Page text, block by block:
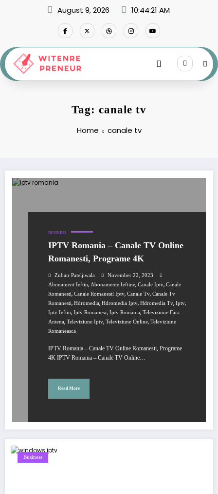
August 9, 2026 10:44:21 AM
Tag: canale tv
Home canale tv
BUSINESS
IPTV Romania – Canale TV Online
Romanesti, Programe 4K
Zubair Pateljiwala
November 22, 2023
Abonament Ieftin, Abonamente Ieftine, Canale Iptv, Canale
Romanesti, Canale Romanesti Iptv, Canale Tv, Canale Tv
Romanesti, Hdromedia, Hdromedia Iptv, Hdromedia Tv, Iptv,
Iptv Ieftin, Iptv Romanesc, Iptv Romania, Televiziune Fara
Antena, Televiziune Iptv, Televiziune Online, Televiziune
Romaneasca
IPTV Romania – Canale TV Online Romanesti, Programe
4K IPTV Romania – Canale TV Online…
Read More
Business